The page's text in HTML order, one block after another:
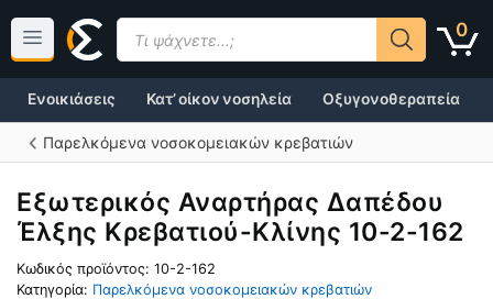
περιεχόμενο
0
Products
search
Κατ’ οίκον νοσηλεία Οξυγονοθεραπεία
Ενοικιάσεις
Παρελκόμενα νοσοκομειακών κρεβατιών
Εξωτερικός Αναρτήρας Δαπέδου
Έλξης Κρεβατιού-Κλίνης 10-2-162
Κωδικός προϊόντος: 10-2-162
Κατηγορία: Παρελκόμενα νοσοκομειακών κρεβατιών